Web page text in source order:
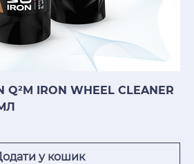
IRON WHEEL CLEANER
у кошик